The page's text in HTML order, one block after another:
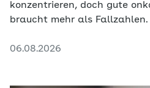
06.08.2026
konzentrieren, doch gute
braucht mehr als
Steuerung in zertifizierten